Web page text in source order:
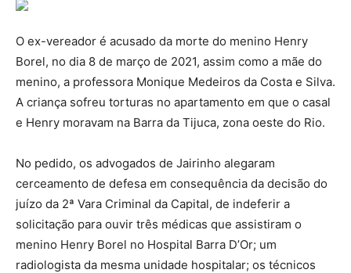
O ex-vereador é acusado da morte do menino Henry
Borel, no dia 8 de março de 2021, assim como a mãe do
menino, a professora Monique Medeiros da Costa e Silva.
A criança sofreu torturas no apartamento em que o casal
e Henry moravam na Barra da Tijuca, zona oeste do Rio.
No pedido, os advogados de Jairinho alegaram
cerceamento de defesa em consequência da decisão do
juízo da 2ª Vara Criminal da Capital, de indeferir a
solicitação para ouvir três médicas que assistiram o
menino Henry Borel no Hospital Barra D’Or; um
radiologista da mesma unidade hospitalar; os técnicos